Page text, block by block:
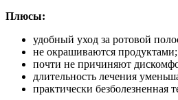
Плюсы:
удобный уход за ротовой
не окрашиваются продуктами;
почти не причиняют
длительность лечения
практически безболезненная